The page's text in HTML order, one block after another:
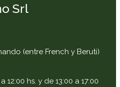
Srl
(entre French y Beruti)
12:00 hs. y de 13:00 a 17:00